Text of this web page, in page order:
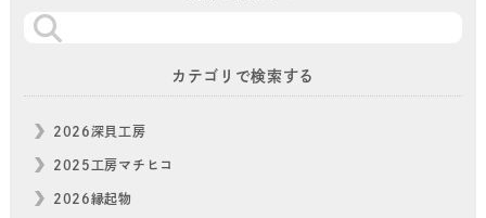
カテゴリで検索する
2026深貝工房
2025工房マチヒコ
2026縁起物